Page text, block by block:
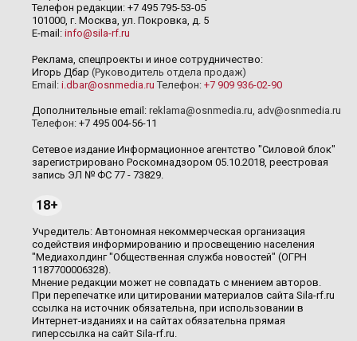
Телефон редакции: +7 495 795-53-05
101000, г. Москва, ул. Покровка, д. 5
E-mail: info@sila-rf.ru
Реклама, спецпроекты и иное сотрудничество:
Игорь Дбар (Руководитель отдела продаж)
Email: i.dbar@osnmedia.ru Телефон: +7 909 936-02-90
Дополнительные email: reklama@osnmedia.ru, adv@osnmedia.ru
Телефон: +7 495 004-56-11
Сетевое издание Информационное агентство "Силовой блок"
зарегистрировано Роскомнадзором 05.10.2018, реестровая
запись ЭЛ № ФС 77 - 73829.
18+
Учредитель: Автономная некоммерческая организация
содействия информированию и просвещению населения
"Медиахолдинг "Общественная служба новостей" (ОГРН
1187700006328).
Мнение редакции может не совпадать с мнением авторов.
При перепечатке или цитировании материалов сайта Sila-rf.ru
ссылка на источник обязательна, при использовании в
Интернет-изданиях и на сайтах обязательна прямая
гиперссылка на сайт Sila-rf.ru.